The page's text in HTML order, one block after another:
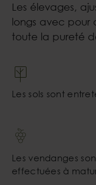
Les élevages,
longs avec pour
toute la pureté
Les sols sont
Les vendanges
effectuées à